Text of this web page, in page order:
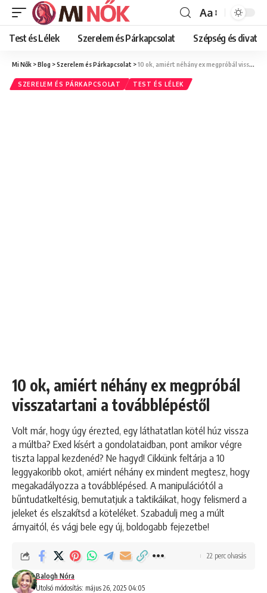
Font
Resizer
Aa
Test és Lélek Szerelem és Párkapcsolat Szépség és divat
Mi Nők >Blog >Szerelem és Párkapcsolat >10 ok, amiért néhány ex megpróbál visszatartani a továbblépéstől
SZERELEM ÉS PÁRKAPCSOLAT TEST ÉS LÉLEK
10 ok, amiért néhány ex megpróbál
visszatartani a továbblépéstől
Volt már, hogy úgy érezted, egy láthatatlan kötél húz vissza
a múltba? Exed kísért a gondolataidban, pont amikor végre
tiszta lappal kezdenéd? Ne hagyd! Cikkünk feltárja a 10
leggyakoribb okot, amiért néhány ex mindent megtesz, hogy
megakadályozza a továbblépésed. A manipulációtól a
bűntudatkeltésig, bemutatjuk a taktikáikat, hogy felismerd a
jeleket és elszakítsd a köteléket. Szabadulj meg a múlt
árnyaitól, és vágj bele egy új, boldogabb fejezetbe!
Utolsó módosítás: május 26, 2025 04:05
Balogh Nóra
22 perc olvasás